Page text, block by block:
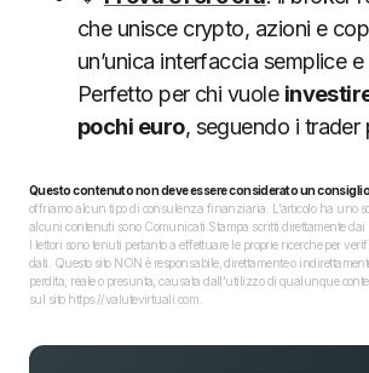
che unisce crypto, azioni e
un’unica interfaccia semplice
Perfetto per chi vuole
pochi euro, seguendo i trader
Questo contenuto non deve essere considerato un
offriamo alcun tipo di consulenza finanziaria. L’articolo ha uno
alcuni contenuti sono Comunicati Stampa scritti direttamente dai
I lettori sono tenuti pertanto a effettuare le proprie ricerche per
dati. Questo sito NON è responsabile, direttamente o
perdita, reale o presunta, causata dall'utilizzo di qualunque
sul sito https://valutevirtuali.com.